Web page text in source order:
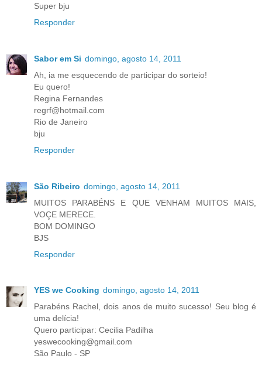
Super bju
Responder
Sabor em Si domingo, agosto 14, 2011
Ah, ia me esquecendo de participar do sorteio!
Eu quero!
Regina Fernandes
regrf@hotmail.com
Rio de Janeiro
bju
Responder
São Ribeiro domingo, agosto 14, 2011
MUITOS PARABÉNS E QUE VENHAM MUITOS MAIS,
VOÇE MERECE.
BOM DOMINGO
BJS
Responder
YES we Cooking domingo, agosto 14, 2011
Parabéns Rachel, dois anos de muito sucesso! Seu blog é
uma delícia!
Quero participar: Cecilia Padilha
yeswecooking@gmail.com
São Paulo - SP